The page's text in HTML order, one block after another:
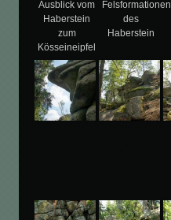
Ausblick vom
Haberstein
zum
Kösseineipfel
Felsformationen
des
Haberstein